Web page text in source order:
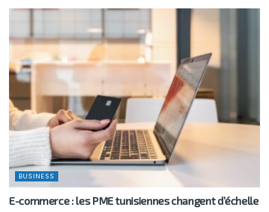
BUSINESS
E-commerce : les PME tunisiennes changent d’échelle